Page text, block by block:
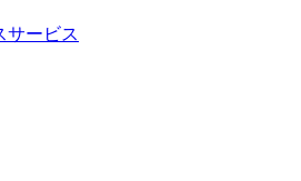
サービス